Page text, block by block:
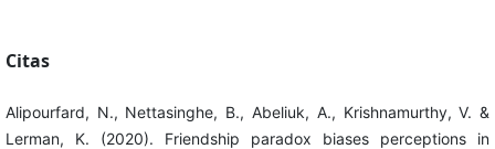
Citas
Alipourfard, N., Nettasinghe, B., Abeliuk, A., Krishnamurthy, V. &
Lerman, K. (2020). Friendship paradox biases perceptions in